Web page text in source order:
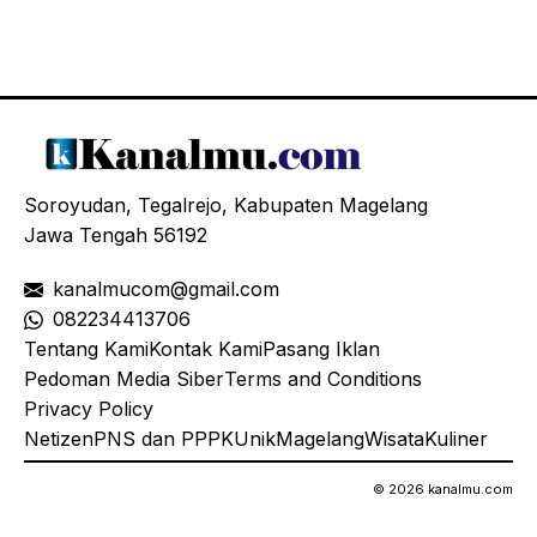
Soroyudan, Tegalrejo, Kabupaten Magelang
Jawa Tengah 56192
kanalmucom@gmail.com
082234413706
Tentang KamiKontak KamiPasang Iklan
Pedoman Media SiberTerms and Conditions
Privacy Policy
NetizenPNS dan PPPKUnikMagelangWisataKuliner
© 2026 kanalmu.com